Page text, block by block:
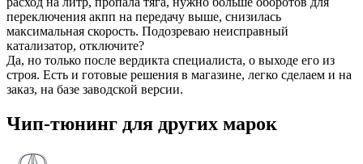
переключения акпп на передачу выше, снизилась
максимальная скорость. Подозреваю неисправный
катализатор, отключите?
Да, но только после вердикта специалиста, о выходе его из
строя. Есть и готовые решения в магазине, легко сделаем и на
заказ, на базе заводской версии.
Чип-тюнинг для других марок